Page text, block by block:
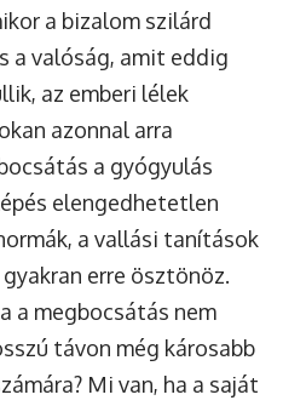
a bizalom szilárd
a valóság, amit eddig
az emberi lélek
azonnal arra
a gyógyulás
elengedhetetlen
a vallási tanítások
erre ösztönöz.
a megbocsátás nem
távon még károsabb
Mi van, ha a saját